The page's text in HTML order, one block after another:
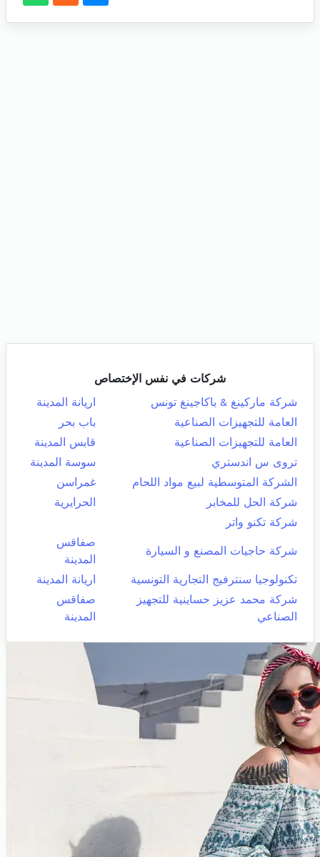
شركات في نفس الإختصاص
شركة ماركينغ & باكاجينغ تونس
اريانة المدينة
العامة للتجهيزات الصناعية
باب بحر
العامة للتجهيزات الصناعية
قابس المدينة
تروى س اندستري
سوسة المدينة
الشركة المتوسطية لبيع مواد اللحام
غمراسن
شركة الحل للمخابر
الحرايرية
شركة تكنو واتر
شركة حاجيات المصنع و السيارة
صفاقس
المدينة
تكنولوجيا سنترفيج التجارية التونسية
اريانة المدينة
شركة محمد عزيز حساينية للتجهيز
الصناعي
صفاقس
المدينة